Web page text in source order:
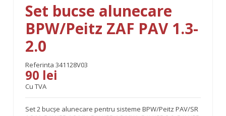
Set bucse alunecare
BPW/Peitz ZAF PAV 1.3-
2.0
Referinta 341128V03
90 lei
Cu TVA
Set 2 bucșe alunecare pentru sisteme BPW/Peitz PAV/SR